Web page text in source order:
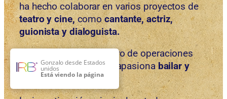
ha hecho colaborar en varios proyectos de
teatro y cine,comocantante, actriz,
guionista y dialoguista.
Marianne tiene su centro de operaciones
entre París e Ibizay le apasionabailar y
cantar tango.
Gonzalodesde Estados
unidos
Está viendo la página